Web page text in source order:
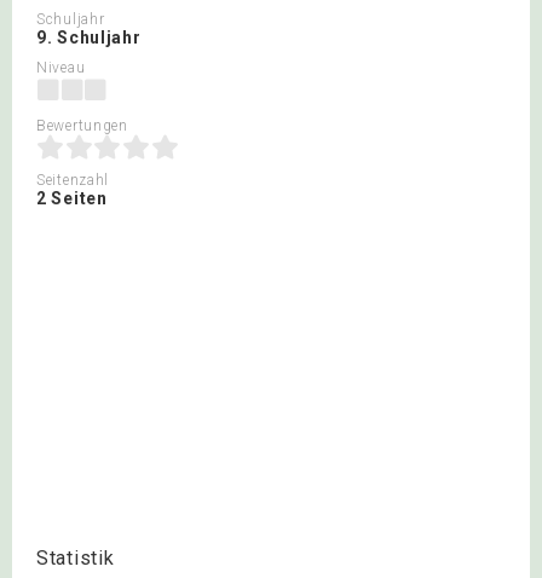
Schuljahr
9. Schuljahr
Niveau
Bewertungen
Seitenzahl
2 Seiten
Statistik